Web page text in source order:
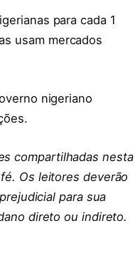
para cada 1
usam mercados
nigeriano
compartilhadas nesta
Os leitores deverão
para sua
direto ou indireto.